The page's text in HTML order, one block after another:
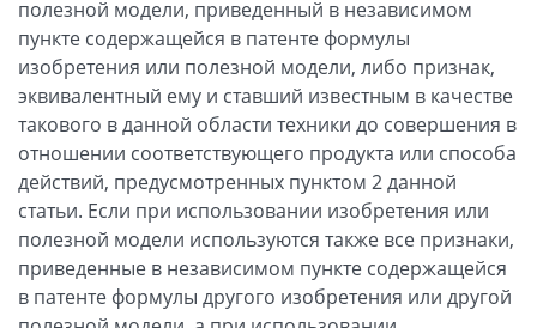
полезной модели, приведенный в независимом
пункте содержащейся в патенте формулы
изобретения или полезной модели, либо признак,
эквивалентный ему и ставший известным в качестве
такового в данной области техники до совершения в
отношении соответствующего продукта или способа
действий, предусмотренных пунктом 2 данной
статьи. Если при использовании изобретения или
полезной модели используются также все признаки,
приведенные в независимом пункте содержащейся
в патенте формулы другого изобретения или другой